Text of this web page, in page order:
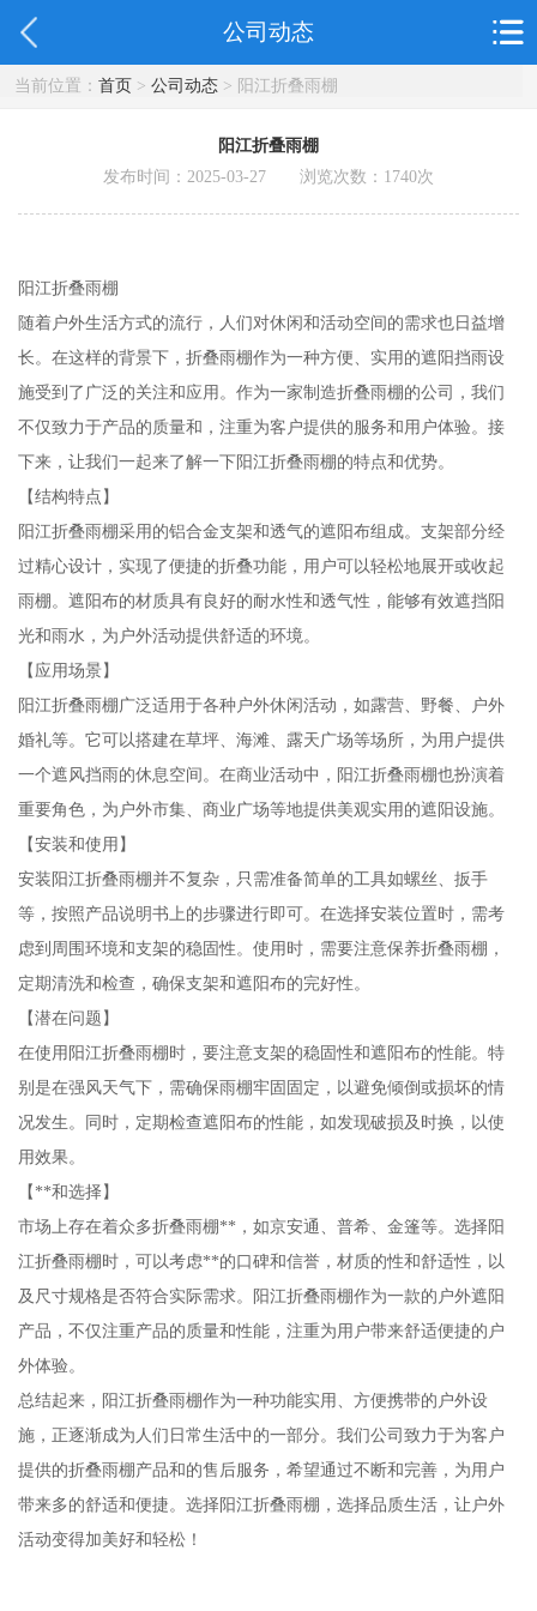
公司动态
当前位置： 首页> 公司动态> 阳江折叠雨棚
阳江折叠雨棚
发布时间：2025-03-27 浏览次数： 1740次
阳江折叠雨棚
随着户外生活方式的流行，人们对休闲和活动空间的需求也日益增
长。在这样的背景下，折叠雨棚作为一种方便、实用的遮阳挡雨设
施受到了广泛的关注和应用。作为一家制造折叠雨棚的公司，我们
不仅致力于产品的质量和，注重为客户提供的服务和用户体验。接
下来，让我们一起来了解一下阳江折叠雨棚的特点和优势。
【结构特点】
阳江折叠雨棚采用的铝合金支架和透气的遮阳布组成。支架部分经
过精心设计，实现了便捷的折叠功能，用户可以轻松地展开或收起
雨棚。遮阳布的材质具有良好的耐水性和透气性，能够有效遮挡阳
光和雨水，为户外活动提供舒适的环境。
【应用场景】
阳江折叠雨棚广泛适用于各种户外休闲活动，如露营、野餐、户外
婚礼等。它可以搭建在草坪、海滩、露天广场等场所，为用户提供
一个遮风挡雨的休息空间。在商业活动中，阳江折叠雨棚也扮演着
重要角色，为户外市集、商业广场等地提供美观实用的遮阳设施。
【安装和使用】
安装阳江折叠雨棚并不复杂，只需准备简单的工具如螺丝、扳手
等，按照产品说明书上的步骤进行即可。在选择安装位置时，需考
虑到周围环境和支架的稳固性。使用时，需要注意保养折叠雨棚，
定期清洗和检查，确保支架和遮阳布的完好性。
【潜在问题】
在使用阳江折叠雨棚时，要注意支架的稳固性和遮阳布的性能。特
别是在强风天气下，需确保雨棚牢固固定，以避免倾倒或损坏的情
况发生。同时，定期检查遮阳布的性能，如发现破损及时换，以使
用效果。
【**和选择】
市场上存在着众多折叠雨棚**，如京安通、普希、金篷等。选择阳
江折叠雨棚时，可以考虑**的口碑和信誉，材质的性和舒适性，以
及尺寸规格是否符合实际需求。阳江折叠雨棚作为一款的户外遮阳
产品，不仅注重产品的质量和性能，注重为用户带来舒适便捷的户
外体验。
总结起来，阳江折叠雨棚作为一种功能实用、方便携带的户外设
施，正逐渐成为人们日常生活中的一部分。我们公司致力于为客户
提供的折叠雨棚产品和的售后服务，希望通过不断和完善，为用户
带来多的舒适和便捷。选择阳江折叠雨棚，选择品质生活，让户外
活动变得加美好和轻松！